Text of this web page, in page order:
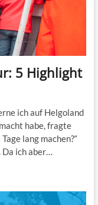
5 Highlight
ich auf Helgoland
habe, fragte
lang machen?“
ich aber…